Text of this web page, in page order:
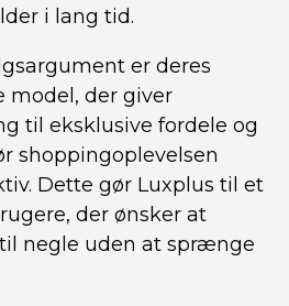
i lang tid.
er deres
model, der giver
til eksklusive fordele og
shoppingoplevelsen
Dette gør Luxplus til et
der ønsker at
negle uden at sprænge